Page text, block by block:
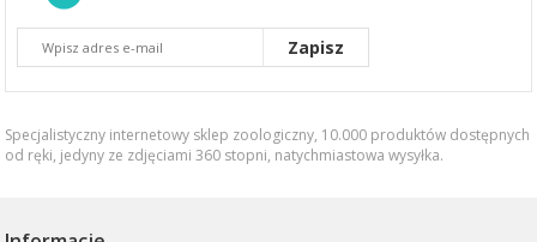
Zapisz
Specjalistyczny internetowy sklep zoologiczny, 10.000 produktów dostępnych
od ręki, jedyny ze zdjęciami 360 stopni, natychmiastowa wysyłka.